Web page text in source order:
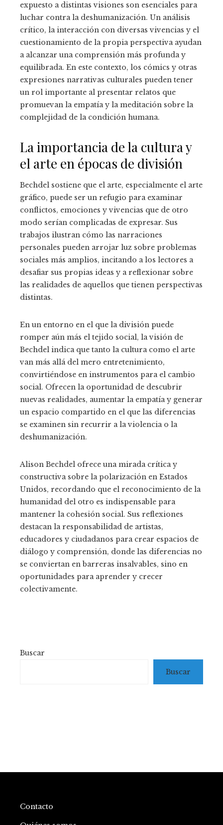
expuesto a distintas visiones son esenciales para
luchar contra la deshumanización. Un análisis
crítico, la interacción con diversas vivencias y el
cuestionamiento de la propia perspectiva ayudan
a alcanzar una comprensión más profunda y
equilibrada. En este contexto, los cómics y otras
expresiones narrativas culturales pueden tener
un rol importante al presentar relatos que
promuevan la empatía y la meditación sobre la
complejidad de la condición humana.
La importancia de la cultura y
el arte en épocas de división
Bechdel sostiene que el arte, especialmente el arte
gráfico, puede ser un refugio para examinar
conflictos, emociones y vivencias que de otro
modo serían complicadas de expresar. Sus
trabajos ilustran cómo las narraciones
personales pueden arrojar luz sobre problemas
sociales más amplios, incitando a los lectores a
desafiar sus propias ideas y a reflexionar sobre
las realidades de aquellos que tienen perspectivas
distintas.
En un entorno en el que la división puede
romper aún más el tejido social, la visión de
Bechdel indica que tanto la cultura como el arte
van más allá del mero entretenimiento,
convirtiéndose en instrumentos para el cambio
social. Ofrecen la oportunidad de descubrir
nuevas realidades, aumentar la empatía y generar
un espacio compartido en el que las diferencias
se examinen sin recurrir a la violencia o la
deshumanización.
Alison Bechdel ofrece una mirada crítica y
constructiva sobre la polarización en Estados
Unidos, recordando que el reconocimiento de la
humanidad del otro es indispensable para
mantener la cohesión social. Sus reflexiones
destacan la responsabilidad de artistas,
educadores y ciudadanos para crear espacios de
diálogo y comprensión, donde las diferencias no
se conviertan en barreras insalvables, sino en
oportunidades para aprender y crecer
colectivamente.
Buscar
Buscar
Contacto